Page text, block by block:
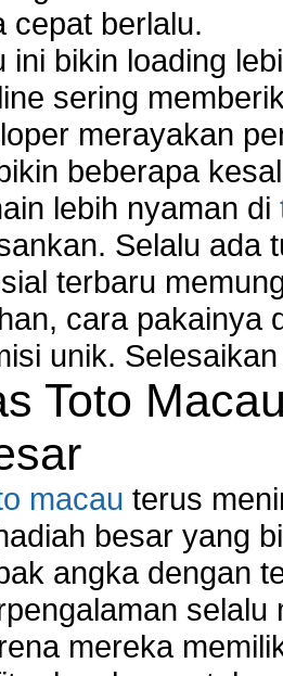
cepat berlalu.
ini bikin loading
sering
merayakan
beberapa
lebih nyaman di
Selalu ada
terbaru
cara pakainya
unik.
Toto
macau terus
besar yang
angka dengan
mereka